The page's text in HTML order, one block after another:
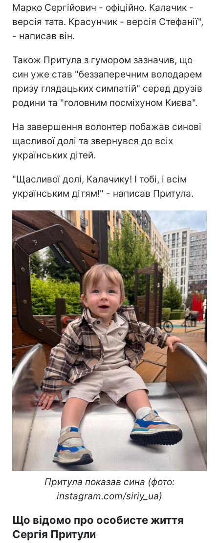
Марко Сергійович - офіційно. Калачик -
версія тата. Красунчик - версія Стефанії",
- написав він.
Також Притула з гумором зазначив, що
син уже став "беззаперечним володарем
призу глядацьких симпатій" серед друзів
родини та "головним посміхуном Києва".
На завершення волонтер побажав синові
щасливої долі та звернувся до всіх
українських дітей.
"Щасливої долі, Калачику! І тобі, і всім
українським дітям!" - написав Притула.
Притула показав сина (фото:
instagram.com/siriy_ua)
Що відомо про особисте життя
Сергія Притули